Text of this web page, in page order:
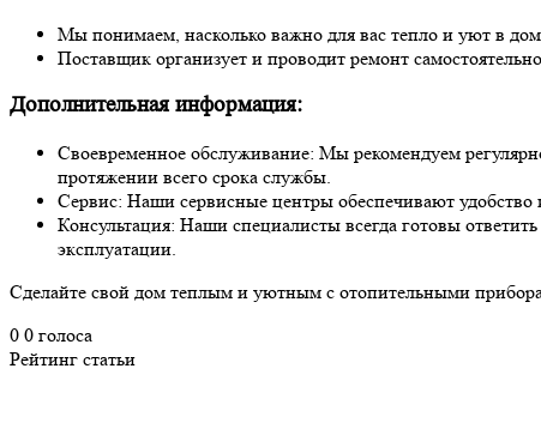
Мы понимаем, насколько важно для вас тепло и уют в
Поставщик организует и проводит ремонт
Дополнительная информация:
Своевременное обслуживание: Мы рекомендуем
протяжении всего срока службы.
Сервис: Наши сервисные центры обеспечивают удобство
Консультация: Наши специалисты всегда готовы
эксплуатации.
Сделайте свой дом теплым и уютным с отопительными
0 0 голоса
Рейтинг статьи